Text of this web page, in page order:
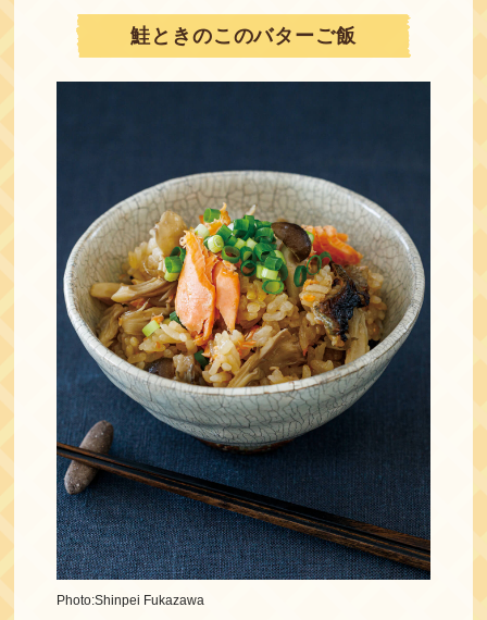
鮭ときのこのバターご飯
Photo:Shinpei Fukazawa